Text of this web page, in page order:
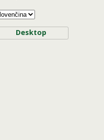
Desktop